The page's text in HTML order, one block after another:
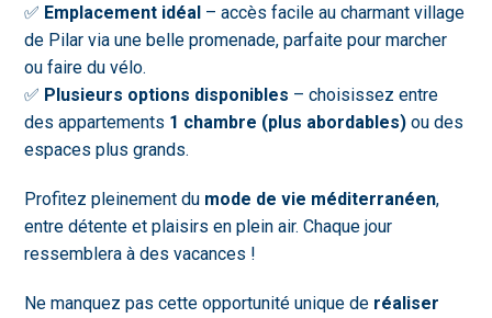
✅ Emplacement idéal – accès facile au charmant village
de Pilar via une belle promenade, parfaite pour marcher
ou faire du vélo.
✅ Plusieurs options disponibles – choisissez entre
des appartements 1 chambre (plus abordables) ou des
espaces plus grands.
Profitez pleinement du mode de vie méditerranéen,
entre détente et plaisirs en plein air. Chaque jour
ressemblera à des vacances !
Ne manquez pas cette opportunité unique de réaliser